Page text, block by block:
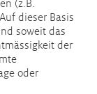
(z.B.
dieser Basis
soweit das
der
oder